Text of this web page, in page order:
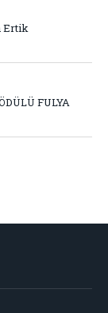
Ertik
FULYA